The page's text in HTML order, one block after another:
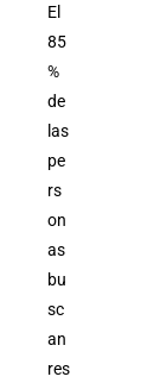
El
85
%
de
las
pe
rs
on
as
bu
sc
an
res